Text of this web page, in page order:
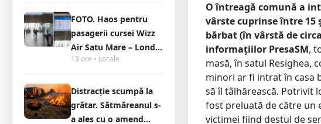
FOTO. Haos pentru
pasagerii cursei Wizz
Air Satu Mare – Lond...
13 ore • Locale
Distracție scumpă la
grătar. Sătmăreanul s-
a ales cu o amend...
O întreagă comună a
vârste cuprinse între 15
bărbat (în vârstă de
informațiilor PresaSM,
masă, în satul Resighea,
minori ar fi intrat în casa
să îl tâlhărească. Potrivit
fost preluată de către un
victimei fiind destul de